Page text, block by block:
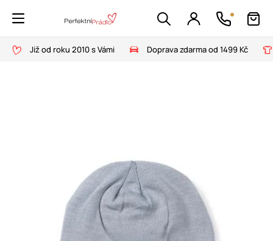
Již od roku 2010 s Vámi Doprava zdarma od 1499 Kč